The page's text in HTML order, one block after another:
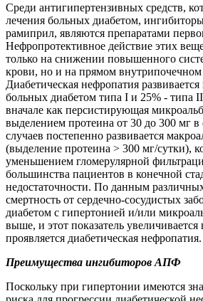
Среди антигипертензивных средств,
лечения больных диабетом,
рамиприл, являются препаратами
Нефропротективное действие этих
только на снижении повышенного
крови, но и на прямом внутрипочечном
Диабетическая нефропатия
больных диабетом типа I и 25% - типа
вначале как персистирующая
выделением протеина от 30 до 300 мг
случаев постепенно развивается
(выделение протеина > 300 мг/сутки),
уменьшением гломерулярной
большинства пациентов в конечной
недостаточности. По данным
смертность от сердечно-сосудистых
диабетом с гипертонией и/или
выше, и этот показатель увеличивается
проявляется диабетическая нефропатия.
Преимущества ингибиторов АПФ
Поскольку при гипертонии имеются